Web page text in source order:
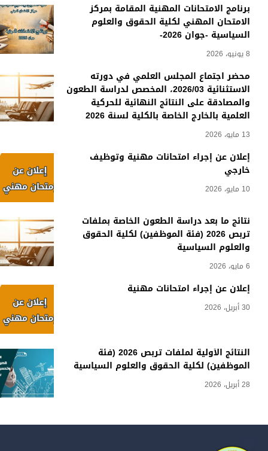
برنامج الامتحانات المهنية المقامة بمركز
الامتحان المهني لكلية الحقوق والعلوم
السياسية -جوان 2026-
8 يونيو، 2026
محضر اجتماع المجلس العلمي في دورته
الاستثنائية 2026/03، المخصص لدراسة الطعون
والمصادقة على النتائج النهائية للحركية
العلمية بالخارج الخاصة بالكلية لسنة 2026
13 مايو، 2026
إعلان عن إجراء امتحانات مهنية وتوظيف
خارجي
10 مايو، 2026
نتائج ما بعد دراسة الطعون الخاصة بملفات
تربص 2026 (فئة الموظفين) لكلية الحقوق
والعلوم السياسية
6 مايو، 2026
إعلان عن إجراء امتحانات مهنية
30 أبريل، 2026
النتائج الأولية لملفات تربص 2026 (فئة
الموظفين) لكلية الحقوق والعلوم السياسية
28 أبريل، 2026